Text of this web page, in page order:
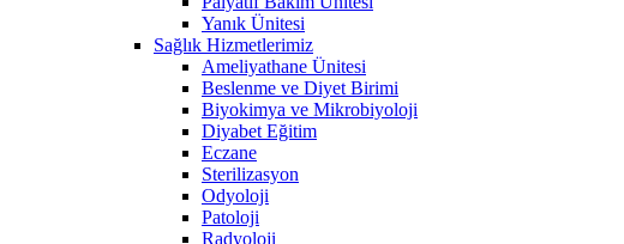
Yanık Ünitesi
Sağlık Hizmetlerimiz
Ameliyathane Ünitesi
Beslenme ve Diyet Birimi
Biyokimya ve Mikrobiyoloji
Diyabet Eğitim
Eczane
Sterilizasyon
Odyoloji
Patoloji
Radyoloji